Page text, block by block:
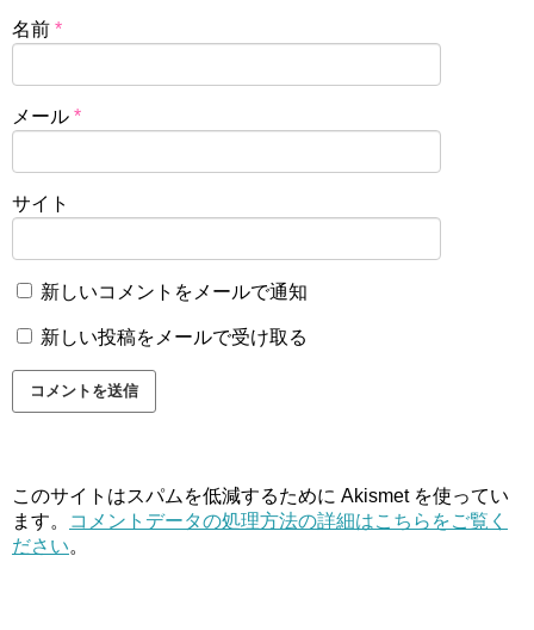
名前 *
メール *
サイト
新しいコメントをメールで通知
新しい投稿をメールで受け取る
このサイトはスパムを低減するために Akismet を使ってい
ます。
コメントデータの処理方法の詳細はこちらをご覧く
ださい。